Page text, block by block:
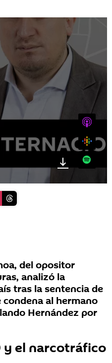
iTunes
Google
Spotify
del opositor
analizó la
tras la sentencia de
condena al hermano
Hernández por
y el narcotráfico